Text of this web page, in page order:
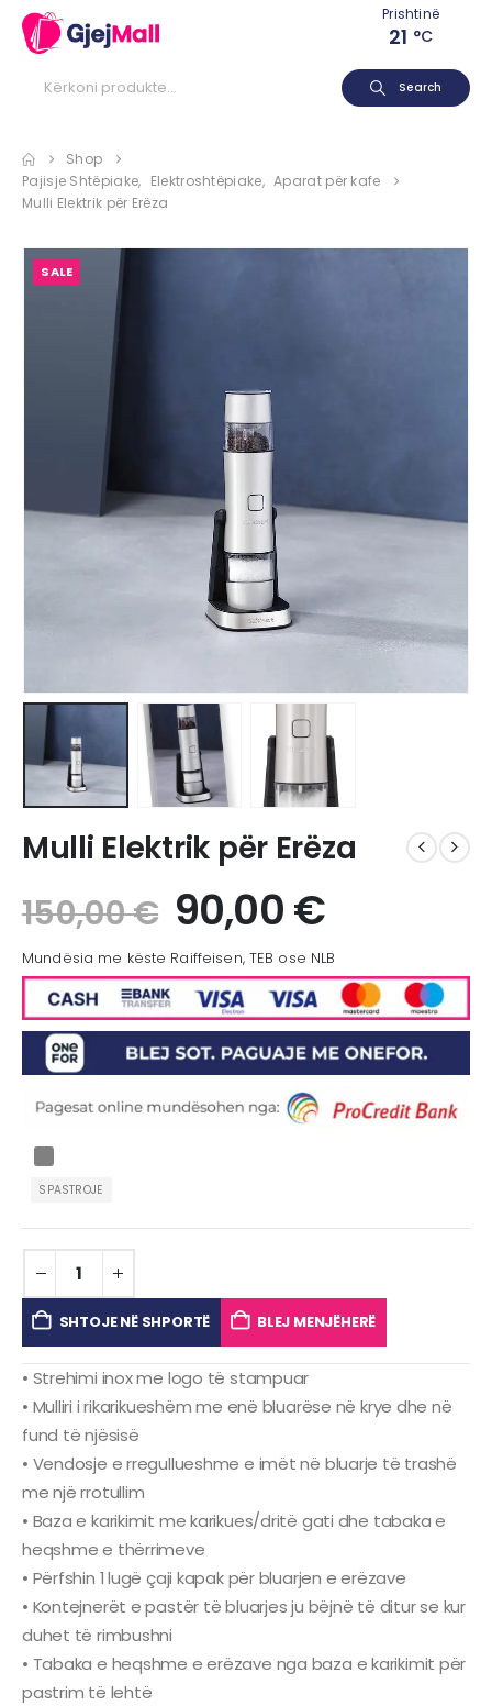
Prishtinë
21 °C
Search
Shop
Pajisje Shtëpiake, Elektroshtëpiake, Aparat për kafe
Mulli Elektrik për Erëza
SALE
Mulli Elektrik për Erëza
150,00€ 90,00€
Mundësia me këste Raiffeisen, TEB ose NLB
SPASTROJE
SHTOJE NË SHPORTË BLEJ MENJËHERË
• Strehimi inox me logo të stampuar
• Mulliri i rikarikueshëm me enë bluarëse në krye dhe në
fund të njësisë
• Vendosje e rregullueshme e imët në bluarje të trashë
me një rrotullim
• Baza e karikimit me karikues/dritë gati dhe tabaka e
heqshme e thërrimeve
• Përfshin 1 lugë çaji kapak për bluarjen e erëzave
• Kontejnerët e pastër të bluarjes ju bëjnë të ditur se kur
duhet të rimbushni
• Tabaka e heqshme e erëzave nga baza e karikimit për
pastrim të lehtë